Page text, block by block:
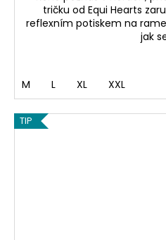
tričku od Equi Hearts
reflexním potiskem na
jak
M L XL XXL
TIP